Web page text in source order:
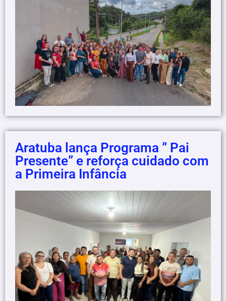
Aratuba lança Programa ” Pai
Presente” e reforça cuidado com
a Primeira Infância